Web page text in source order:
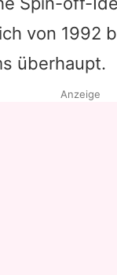
von 1992
überhaupt.
Anzeige